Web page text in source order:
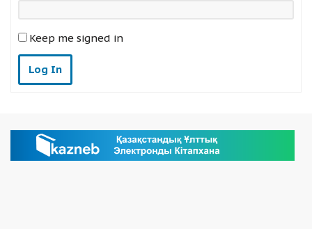
Keep me signed in
Log In